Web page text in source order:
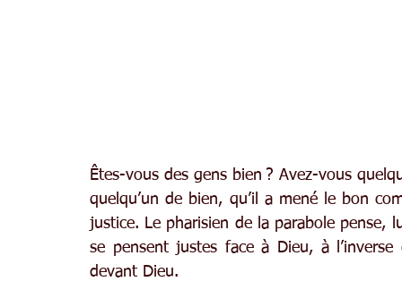
Êtes-vous des gens bien ? Avez-vous
quelqu’un de bien, qu’il a mené le bon
justice. Le pharisien de la parabole pense,
se pensent justes face à Dieu, à
devant Dieu.